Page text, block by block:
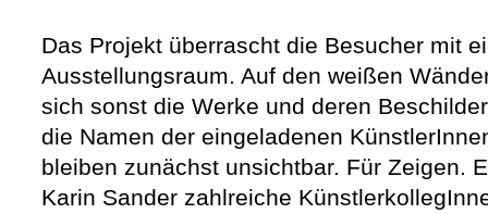
Das Projekt überrascht die Besucher mit
Ausstellungsraum. Auf den weißen
sich sonst die Werke und deren
die Namen der eingeladenen
bleiben zunächst unsichtbar. Für Zeigen.
Karin Sander zahlreiche